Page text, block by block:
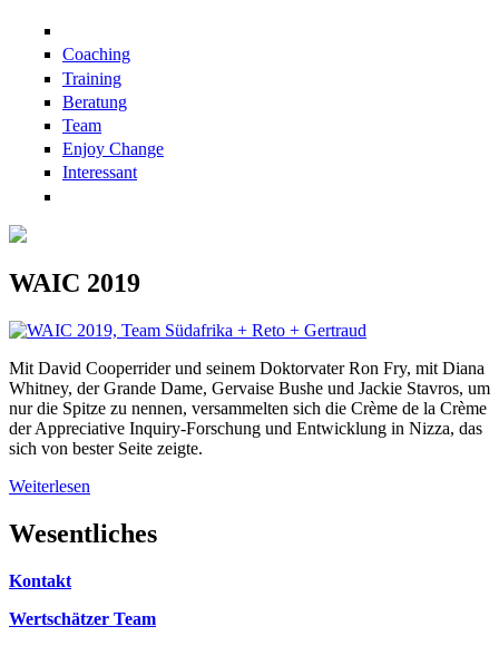
Direkt zum Inhalt
Coaching
Training
Beratung
Team
Enjoy Change
Interessant
WAIC 2019
Mit David Cooperrider und seinem Doktorvater Ron Fry, mit Diana
Whitney, der Grande Dame, Gervaise Bushe und Jackie Stavros, um
nur die Spitze zu nennen, versammelten sich die Crème de la Crème
der Appreciative Inquiry-Forschung und Entwicklung in Nizza, das
sich von bester Seite zeigte.
Weiterlesen
Wesentliches
Kontakt
Wertschätzer Team